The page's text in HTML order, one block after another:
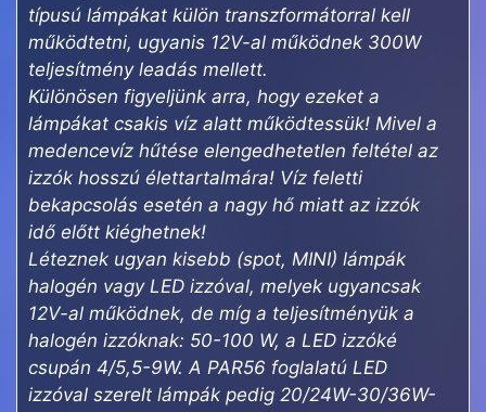
típusú lámpákat külön transzformátorral kell
működtetni, ugyanis 12V-al működnek 300W
teljesítmény leadás mellett.
Különösen figyeljünk arra, hogy ezeket a
lámpákat csakis víz alatt működtessük! Mivel a
medencevíz hűtése elengedhetetlen feltétel az
izzók hosszú élettartalmára! Víz feletti
bekapcsolás esetén a nagy hő miatt az izzók
idő előtt kiéghetnek!
Léteznek ugyan kisebb (spot, MINI) lámpák
halogén vagy LED izzóval, melyek ugyancsak
12V-al működnek, de míg a teljesítményük a
halogén izzóknak: 50-100 W, a LED izzóké
csupán 4/5,5-9W. A PAR56 foglalatú LED
izzóval szerelt lámpák pedig 20/24W-30/36W-